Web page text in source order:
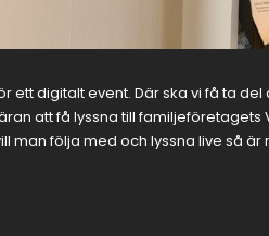
ett digitalt event. Där ska vi få ta del
att få lyssna till familjeföretagets
man följa med och lyssna live så är